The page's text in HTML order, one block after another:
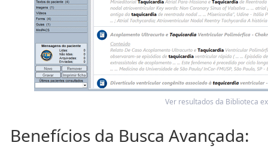
Ver resultados da Biblioteca
Benefícios da Busca Avançada: